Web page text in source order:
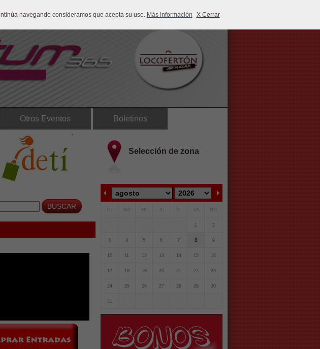
navegando consideramos que acepta su uso. Más información X Cerrar
Otros Eventos Boletines
Selección de zona
MA VI SÁ DO
1 2
3 4 5 6 7 8 9
10 11 12 13 14 15 16
17 18 19 20 21 22 23
24 25 26 27 28 29 30
31